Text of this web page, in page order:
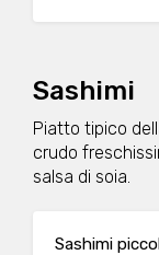
Sashimi
Piatto tipico
crudo
salsa di soia.
Sashimi